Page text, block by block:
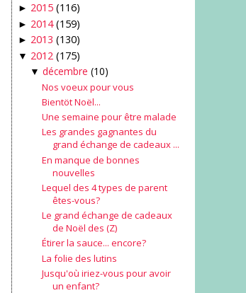
► 2015 (116)
► 2014 (159)
► 2013 (130)
▼ 2012 (175)
▼ décembre (10)
Nos voeux pour vous
Bientöt Noël...
Une semaine pour être malade
Les grandes gagnantes du
grand échange de cadeaux ...
En manque de bonnes
nouvelles
Lequel des 4 types de parent
êtes-vous?
Le grand échange de cadeaux
de Noël des (Z)
Étirer la sauce... encore?
La folie des lutins
Jusqu'où iriez-vous pour avoir
un enfant?